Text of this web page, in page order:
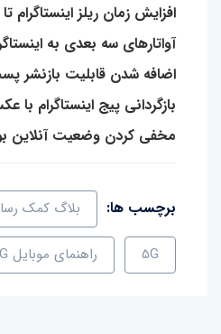
افزایش زمان ریلز اینستاگرام تا ۹۰ ثانیه
آواتارهای سه بعدی به
اضافه شدن قابلیت بازنشر
بازگردانی پیج اینستاگرام
مخفی کردن وضعیت آنلاین
برچسب ها: بلاگ کمک
5G راهنمای موبایل 5G